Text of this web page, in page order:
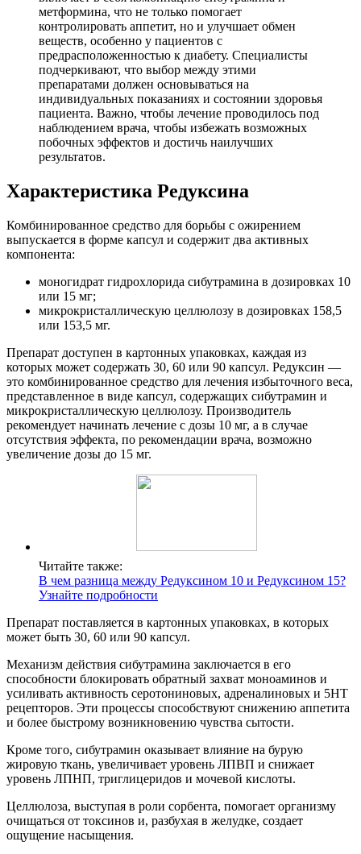
метформина, что не только помогает
контролировать аппетит, но и улучшает обмен
веществ, особенно у пациентов с
предрасположенностью к диабету. Специалисты
подчеркивают, что выбор между этими
препаратами должен основываться на
индивидуальных показаниях и состоянии здоровья
пациента. Важно, чтобы лечение проводилось под
наблюдением врача, чтобы избежать возможных
побочных эффектов и достичь наилучших
результатов.
Характеристика Редуксина
Комбинированное средство для борьбы с ожирением
выпускается в форме капсул и содержит два активных
компонента:
моногидрат гидрохлорида сибутрамина в дозировках 10
или 15 мг;
микрокристаллическую целлюлозу в дозировках 158,5
или 153,5 мг.
Препарат доступен в картонных упаковках, каждая из
которых может содержать 30, 60 или 90 капсул. Редуксин —
это комбинированное средство для лечения избыточного веса,
представленное в виде капсул, содержащих сибутрамин и
микрокристаллическую целлюлозу. Производитель
рекомендует начинать лечение с дозы 10 мг, а в случае
отсутствия эффекта, по рекомендации врача, возможно
увеличение дозы до 15 мг.
Читайте также:
В чем разница между Редуксином 10 и Редуксином 15?
Узнайте подробности
Препарат поставляется в картонных упаковках, в которых
может быть 30, 60 или 90 капсул.
Механизм действия сибутрамина заключается в его
способности блокировать обратный захват моноаминов и
усиливать активность серотониновых, адреналиновых и 5НТ
рецепторов. Эти процессы способствуют снижению аппетита
и более быстрому возникновению чувства сытости.
Кроме того, сибутрамин оказывает влияние на бурую
жировую ткань, увеличивает уровень ЛПВП и снижает
уровень ЛПНП, триглицеридов и мочевой кислоты.
Целлюлоза, выступая в роли сорбента, помогает организму
очищаться от токсинов и, разбухая в желудке, создает
ощущение насыщения.